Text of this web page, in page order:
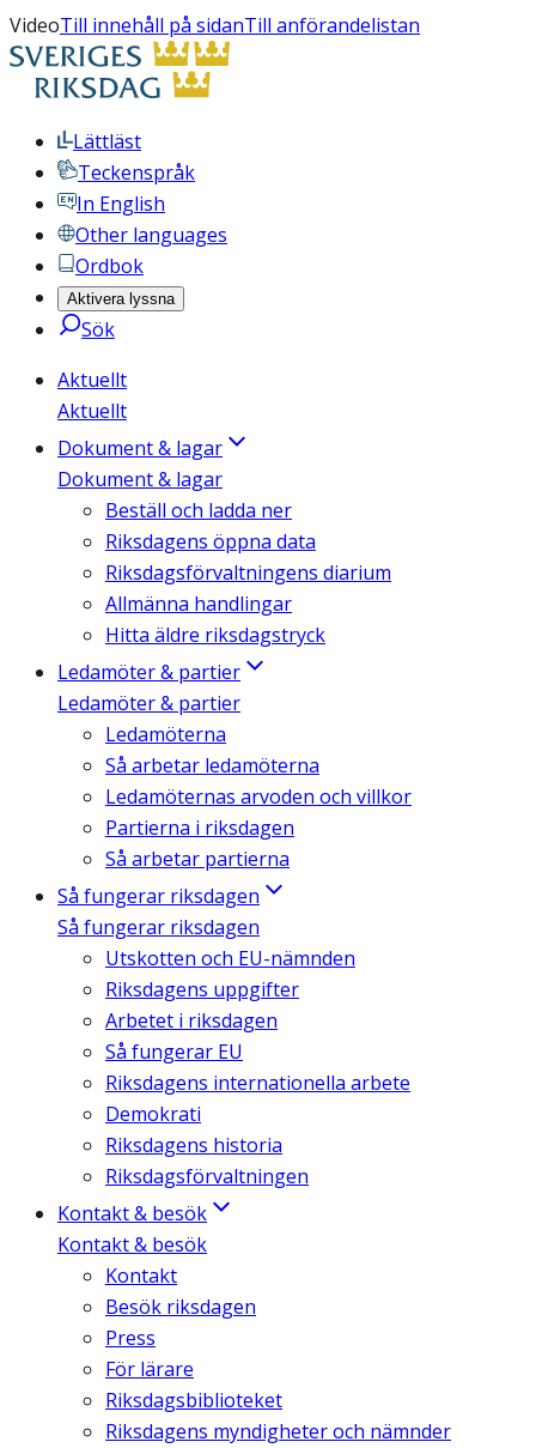
VideoTill innehåll på sidanTill anförandelistan
Lättläst
Teckenspråk
In English
Other languages
Ordbok
Aktivera lyssna
Sök
Aktuellt
Aktuellt
Dokument & lagar
Dokument & lagar
Beställ och ladda ner
Riksdagens öppna data
Riksdagsförvaltningens diarium
Allmänna handlingar
Hitta äldre riksdagstryck
Ledamöter & partier
Ledamöter & partier
Ledamöterna
Så arbetar ledamöterna
Ledamöternas arvoden och villkor
Partierna i riksdagen
Så arbetar partierna
Så fungerar riksdagen
Så fungerar riksdagen
Utskotten och EU-nämnden
Riksdagens uppgifter
Arbetet i riksdagen
Så fungerar EU
Riksdagens internationella arbete
Demokrati
Riksdagens historia
Riksdagsförvaltningen
Kontakt & besök
Kontakt & besök
Kontakt
Besök riksdagen
Press
För lärare
Riksdagsbiblioteket
Riksdagens myndigheter och nämnder